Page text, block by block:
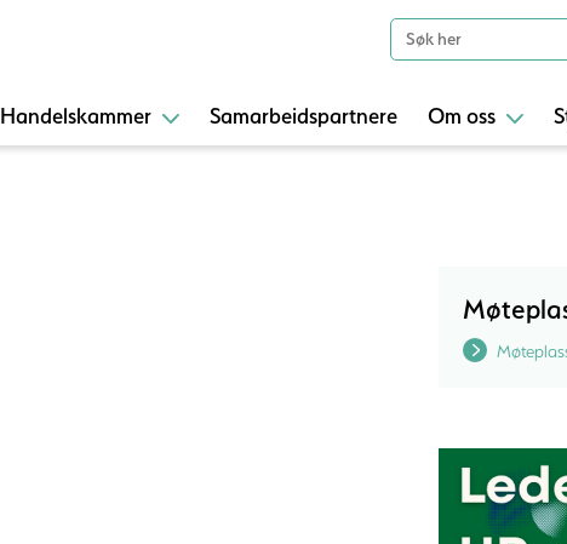
Handelskammer Samarbeidspartnere Om oss